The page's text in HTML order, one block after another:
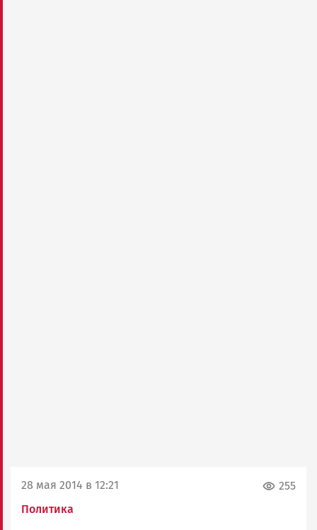
28 мая 2014 в 12:21
Политика
255